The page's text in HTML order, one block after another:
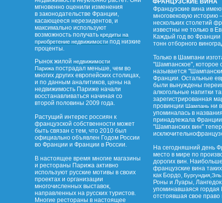
мгновенно оценили изменения
в законодательстве Франции,
касающееся нерезидентов, и
максимально используют
возможность получать кредиты на
приобретение недвижимости под низкие
проценты.
Рынок жилой недвижимости
Парижа пострадал меньше, чем во
многих других европейских столицах,
и по данным аналитиков, цены на
недвижимость Париже начали
восстанавливаться начиная со
второй половины 2009 года.
Растущий интерес россиян к
французской собственности может
быть связан с тем, что 2010 был
официально объявлен Годом России
во Франции и Франции в России.
В настоящее время многие магазины
и рестораны Парижа активно
используют русские мотивы в своих
проектах и организации
многочисленных выставок,
направленных на русских туристов.
Многие рестораны в настоящее
ФРАНЦУЗСКИЕ ВИНА
Французские вина
многовековую историю
нескольких столетий
известны не только в
Каждый год во
тонн отборного
Только в Шампани
"Шампанское", которое
называется
Франции. Остальные
были вынуждены
алкогольные напитки
зарегистрированная
провинции Шампань ни
упоминалась в
принадлежала
"Шампанских вин"
На сегодняшний день
место в мире по
дорогих вин.
французские вина
как Бордо, Бургундия,
Роны и Луары,
упоминавшаяся
отстоявшая свое право